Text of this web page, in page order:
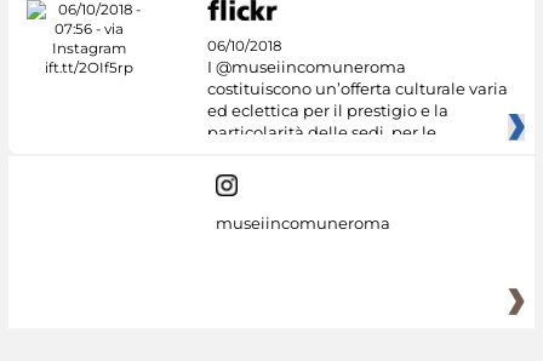
06/10/2018
I @museiincomuneroma
costituiscono un’offerta culturale varia
ed eclettica per il prestigio e la
particolarità delle sedi, per le
museiincomuneroma